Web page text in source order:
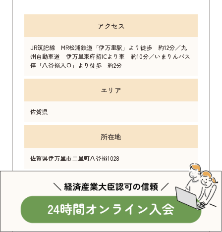
アクセス
JR筑肥線 MR松浦鉄道「伊万里駅」より徒歩 約12分／九
州自動車道 伊万里東府招ICより車 約10分／いまりんバス
停「八谷搦入口」より徒歩 約2分
エリア
佐賀県
所在地
佐賀県伊万里市二里町八谷搦1028
お問合せ
0955-23-7979